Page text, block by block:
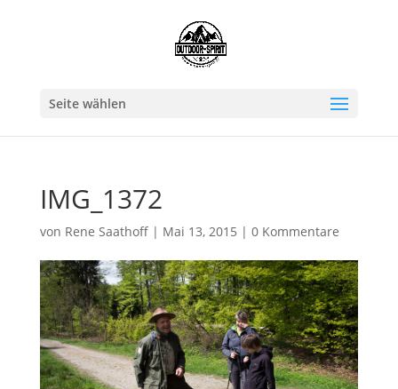
Seite wählen
IMG_1372
von Rene Saathoff| Mai 13, 2015 | 0 Kommentare